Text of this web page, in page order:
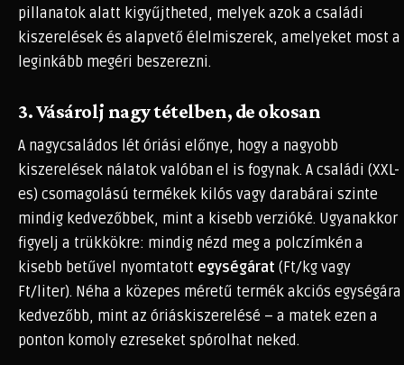
pillanatok alatt kigyűjtheted, melyek azok a családi
kiszerelések és alapvető élelmiszerek, amelyeket most a
leginkább megéri beszerezni.
3. Vásárolj nagy tételben, de okosan
A nagycsaládos lét óriási előnye, hogy a nagyobb
kiszerelések nálatok valóban el is fogynak. A családi (XXL-
es) csomagolású termékek kilós vagy darabárai szinte
mindig kedvezőbbek, mint a kisebb verzióké. Ugyanakkor
figyelj a trükkökre: mindig nézd meg a polczímkén a
kisebb betűvel nyomtatott egységárat (Ft/kg vagy
Ft/liter). Néha a közepes méretű termék akciós egységára
kedvezőbb, mint az óriáskiszerelésé – a matek ezen a
ponton komoly ezreseket spórolhat neked.